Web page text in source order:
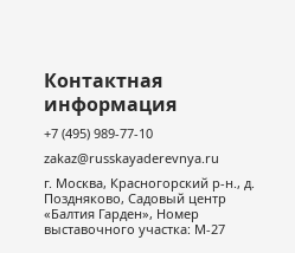
Контактная
информация
+7 (495) 989-77-10
zakaz@russkayaderevnya.ru
г. Москва, Красногорский р-н., д.
Поздняково, Садовый центр
«Балтия Гарден», Номер
выставочного участка: М-27